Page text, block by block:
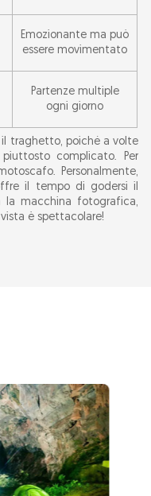
Emozionante ma può
essere movimentato
Partenze multiple
ogni giorno
il traghetto, poiché a volte
complicato. Per
Personalmente,
il tempo di godersi il
la macchina fotografica,
è spettacolare!